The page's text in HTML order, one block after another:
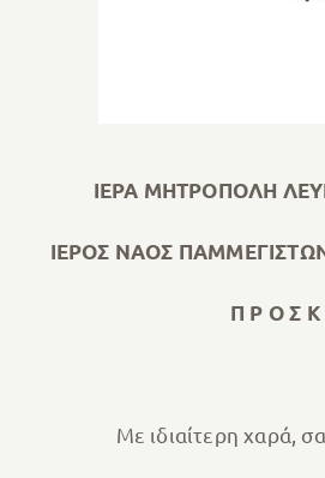
ΙΕΡΑ ΜΗΤΡΟΠΟΛΗ
ΝΑΟΣ ΠΑΜΜΕΓΙΣΤΩΝ
Π Ρ Ο Σ
Με ιδιαίτερη χαρά,